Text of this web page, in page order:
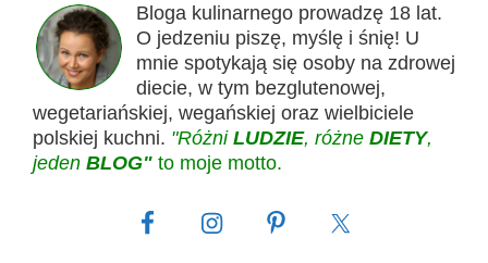
Bloga kulinarnego prowadzę 18 lat.
O jedzeniu piszę, myślę i śnię! U
mnie spotykają się osoby na zdrowej
diecie, w tym bezglutenowej,
wegetariańskiej, wegańskiej oraz wielbiciele
polskiej kuchni. "Różni LUDZIE, różne DIETY,
jeden BLOG" to moje motto.